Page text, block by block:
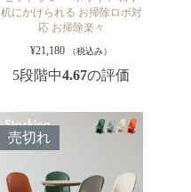
机にかけられる お掃除ロボ対
応 お掃除楽々
¥21,180 （税込み）
5段階中4.67の評価
売切れ